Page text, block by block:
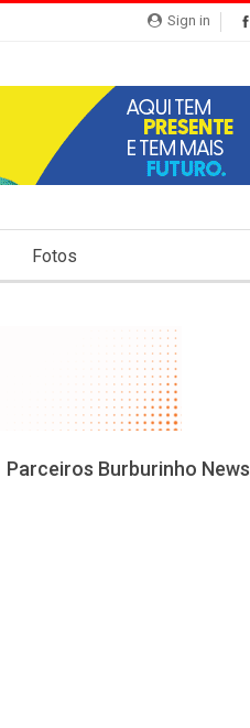
Sign in
Fotos
Parceiros Burburinho News